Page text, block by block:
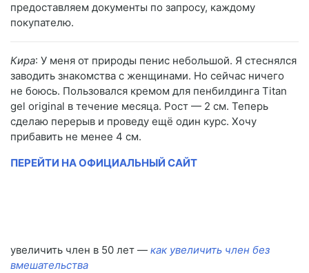
предоставляем документы по запросу, каждому
покупателю.
Кира: У меня от природы пенис небольшой. Я стеснялся
заводить знакомства с женщинами. Но сейчас ничего
не боюсь. Пользовался кремом для пенбилдинга Titan
gel original в течение месяца. Рост — 2 см. Теперь
сделаю перерыв и проведу ещё один курс. Хочу
прибавить не менее 4 см.
ПЕРЕЙТИ НА ОФИЦИАЛЬНЫЙ САЙТ
увеличить член в 50 лет — как увеличить член без
вмешательства